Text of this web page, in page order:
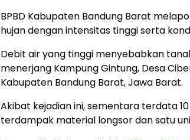
BPBD Kabupaten Bandung Barat
hujan dengan intensitas tinggi serta
Debit air yang tinggi menyebabkan
menerjang Kampung Gintung, Desa
Kabupaten Bandung Barat, Jawa Barat.
Akibat kejadian ini, sementara terdata
terdampak material longsor dan satu